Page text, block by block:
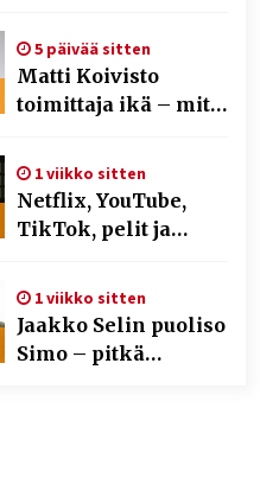
5 päivää sitten
Matti Koivisto
toimittaja ikä – mitä
toimittajasta
tiedetään?
1 viikko sitten
Netflix, YouTube,
TikTok, pelit ja
samaa ilmiötä
1 viikko sitten
Jaakko Selin puoliso
Simo – pitkä